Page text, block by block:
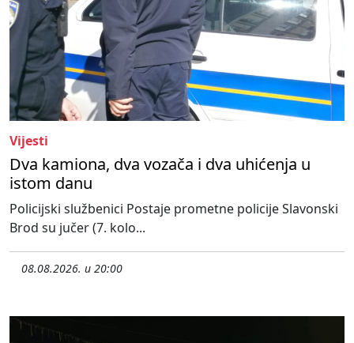
Vijesti
Dva kamiona, dva vozača i dva uhićenja u
istom danu
Policijski službenici Postaje prometne policije Slavonski
Brod su jučer (7. kolo...
08.08.2026. u 20:00